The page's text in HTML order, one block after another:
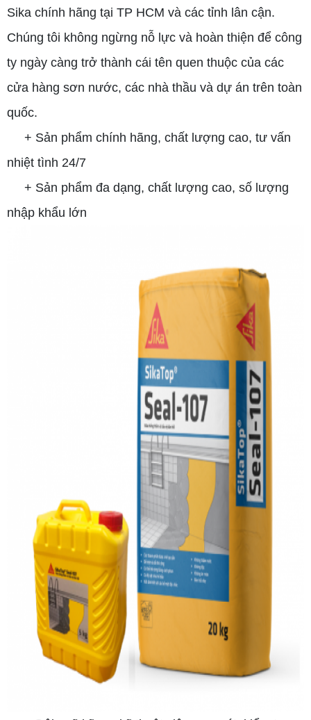
Sika chính hãng tại TP HCM và các tỉnh lân cận.
Chúng tôi không ngừng nỗ lực và hoàn thiện để công
ty ngày càng trở thành cái tên quen thuộc của các
cửa hàng sơn nước, các nhà thầu và dự án trên toàn
quốc.
+ Sản phẩm chính hãng, chất lượng cao, tư vấn
nhiệt tình 24/7
+ Sản phẩm đa dạng, chất lượng cao, số lượng
nhập khẩu lớn